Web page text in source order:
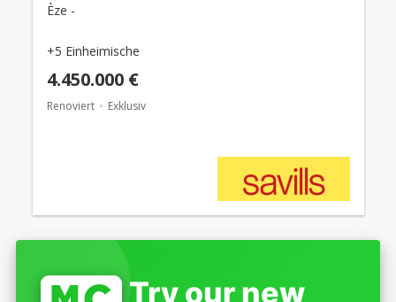
Èze -
+5 Einheimische
4.450.000 €
Renoviert Exklusiv
Try our new